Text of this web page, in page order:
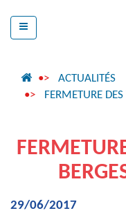
ACTUALITÉS
FERMETURE
29/06/2017